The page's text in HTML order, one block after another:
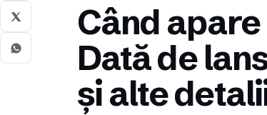
Când
Dată de
și alte